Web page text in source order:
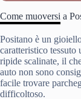
Come muoversi a
Positano è un
caratteristico tessuto
ripide scalinate, il
auto non sono
facile trovare
difficoltoso.